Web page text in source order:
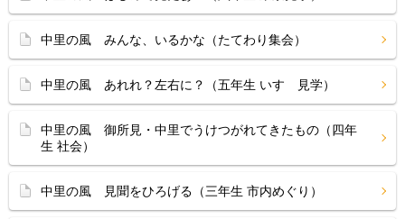
中里の風 みんな、いるかな（たてわり集会）
中里の風 あれれ？左右に？（五年生 いすゞ見学）
中里の風 御所見・中里でうけつがれてきたもの（四年
生 社会）
中里の風 見聞をひろげる（三年生 市内めぐり）